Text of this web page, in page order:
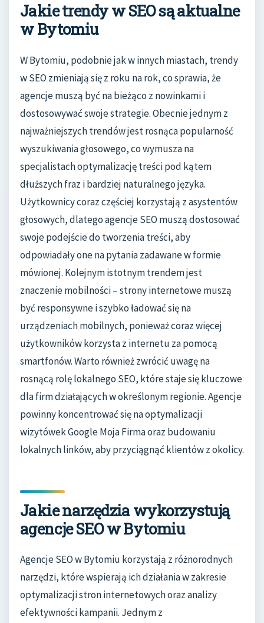
Jakie trendy w SEO są aktualne
w Bytomiu
W Bytomiu, podobnie jak w innych miastach, trendy
w SEO zmieniają się z roku na rok, co sprawia, że
agencje muszą być na bieżąco z nowinkami i
dostosowywać swoje strategie. Obecnie jednym z
najważniejszych trendów jest rosnąca popularność
wyszukiwania głosowego, co wymusza na
specjalistach optymalizację treści pod kątem
dłuższych fraz i bardziej naturalnego języka.
Użytkownicy coraz częściej korzystają z asystentów
głosowych, dlatego agencje SEO muszą dostosować
swoje podejście do tworzenia treści, aby
odpowiadały one na pytania zadawane w formie
mówionej. Kolejnym istotnym trendem jest
znaczenie mobilności – strony internetowe muszą
być responsywne i szybko ładować się na
urządzeniach mobilnych, ponieważ coraz więcej
użytkowników korzysta z internetu za pomocą
smartfonów. Warto również zwrócić uwagę na
rosnącą rolę lokalnego SEO, które staje się kluczowe
dla firm działających w określonym regionie. Agencje
powinny koncentrować się na optymalizacji
wizytówek Google Moja Firma oraz budowaniu
lokalnych linków, aby przyciągnąć klientów z okolicy.
Jakie narzędzia wykorzystują
agencje SEO w Bytomiu
Agencje SEO w Bytomiu korzystają z różnorodnych
narzędzi, które wspierają ich działania w zakresie
optymalizacji stron internetowych oraz analizy
efektywności kampanii. Jednym z